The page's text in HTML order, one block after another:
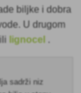
biljke i dobra
U drugom
ili lignocel .
sadrži niz